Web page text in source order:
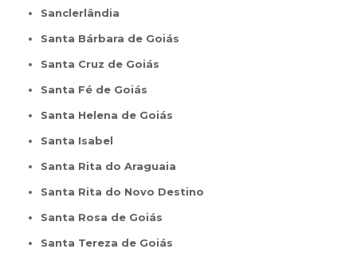
Sanclerlândia
Santa Bárbara de Goiás
Santa Cruz de Goiás
Santa Fé de Goiás
Santa Helena de Goiás
Santa Isabel
Santa Rita do Araguaia
Santa Rita do Novo Destino
Santa Rosa de Goiás
Santa Tereza de Goiás